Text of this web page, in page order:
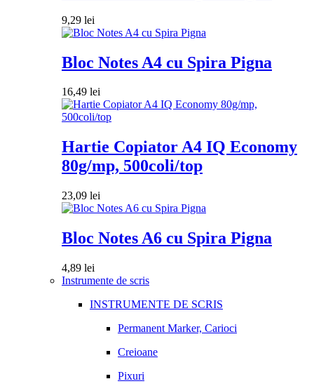
9,29 lei
Bloc Notes A4 cu Spira Pigna
16,49 lei
Hartie Copiator A4 IQ Economy
80g/mp, 500coli/top
23,09 lei
Bloc Notes A6 cu Spira Pigna
4,89 lei
Instrumente de scris
INSTRUMENTE DE SCRIS
Permanent Marker, Carioci
Creioane
Pixuri